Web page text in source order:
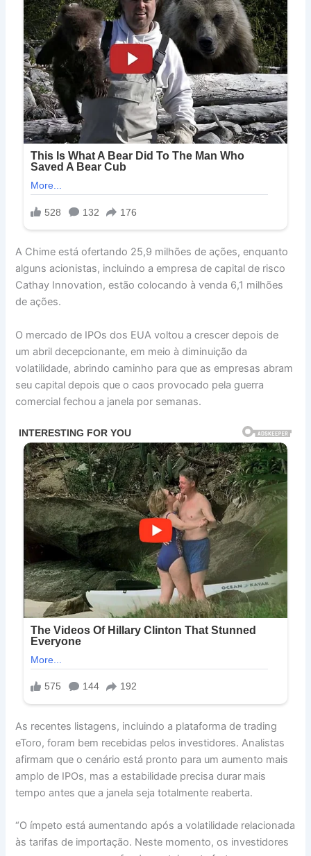
A Chime está ofertando 25,9 milhões de ações, enquanto
alguns acionistas, incluindo a empresa de capital de risco
Cathay Innovation, estão colocando à venda 6,1 milhões
de ações.
O mercado de IPOs dos EUA voltou a crescer depois de
um abril decepcionante, em meio à diminuição da
volatilidade, abrindo caminho para que as empresas abram
seu capital depois que o caos provocado pela guerra
comercial fechou a janela por semanas.
As recentes listagens, incluindo a plataforma de trading
eToro, foram bem recebidas pelos investidores. Analistas
afirmam que o cenário está pronto para um aumento mais
amplo de IPOs, mas a estabilidade precisa durar mais
tempo antes que a janela seja totalmente reaberta.
“O ímpeto está aumentando após a volatilidade relacionada
às tarifas de importação. Neste momento, os investidores